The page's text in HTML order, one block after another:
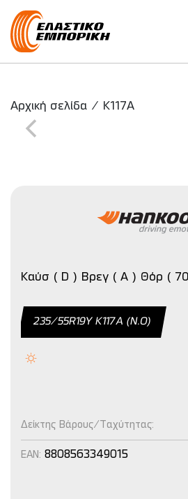
Κύρια
Αρχική σελίδα / K117A
Καύσ ( D ) Βρεγ ( A ) Θόρ (
235/55R19Y Κ117Α (Ν.Ο)
Δείκτης Βάρους/Ταχύτητας:
EAN: 8808563349015